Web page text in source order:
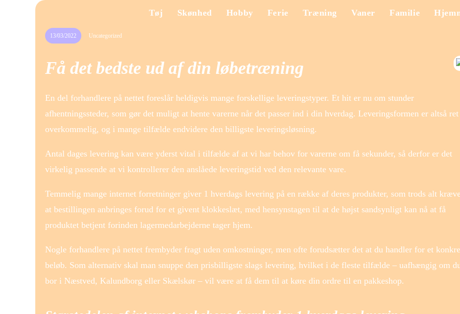
Tøj Skønhed Hobby Ferie Træning Vaner Familie
13/03/2022 Uncategorized
Få det bedste ud af din løbetræning
En del forhandlere på nettet foreslår heldigvis mange forskellige leveringstyper. Et hit er nu om stunder
afhentningssteder, som gør det muligt at hente varerne når det passer ind i din hverdag. Leveringsformen er altså ret
overkommelig, og i mange tilfælde endvidere den billigste leveringsløsning.
Antal dages levering kan være yderst vital i tilfælde af at vi har behov for varerne om få sekunder, så derfor er det
virkelig passende at vi kontrollerer den anslåede leveringstid ved den relevante vare.
Temmelig mange internet forretninger giver 1 hverdags levering på en række af deres produkter, som trods alt
at bestillingen anbringes forud for et givent klokkeslæt, med hensynstagen til at de højst sandsynligt kan nå at få
produktet betjent forinden lagermedarbejderne tager hjem.
Nogle forhandlere på nettet frembyder fragt uden omkostninger, men ofte forudsætter det at du handler for et
beløb. Som alternativ skal man snuppe den prisbilligste slags levering, hvilket i de fleste tilfælde – uafhængig om
bor i Næstved, Kalundborg eller Skælskør – vil være at få dem til at køre din ordre til en pakkeshop.